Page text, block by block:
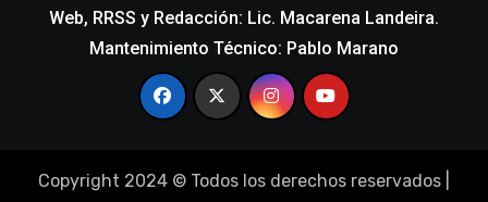
Web, RRSS y Redacción: Lic. Macarena Landeira.
Mantenimiento Técnico: Pablo Marano
Copyright 2024 © Todos los derechos reservados